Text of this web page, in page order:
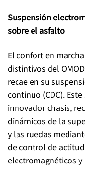
Suspensión
sobre el asfalto
El confort en
distintivos del
recae en su
continuo (CDC).
innovador chasis,
dinámicos de la
y las ruedas
de control de
electromagnéticos